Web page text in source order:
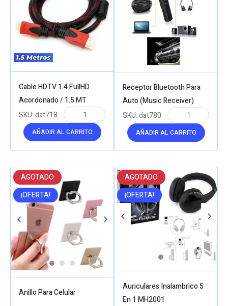
Cable HDTV 1.4 FullHD
Acordonado / 1.5 MT
AÑADIR AL CARRITO
SKU:dat718
Receptor Bluetooth Para
Auto (Music Receiver)
AÑADIR AL CARRITO
SKU:dat780
AGOTADO
¡OFERTA!
Anillo Para Celular
AGOTADO
¡OFERTA!
Auriculares Inalambrico 5
En 1 MH2001